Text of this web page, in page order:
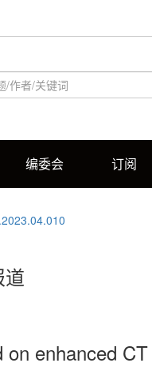
编委会 订阅
enhanced